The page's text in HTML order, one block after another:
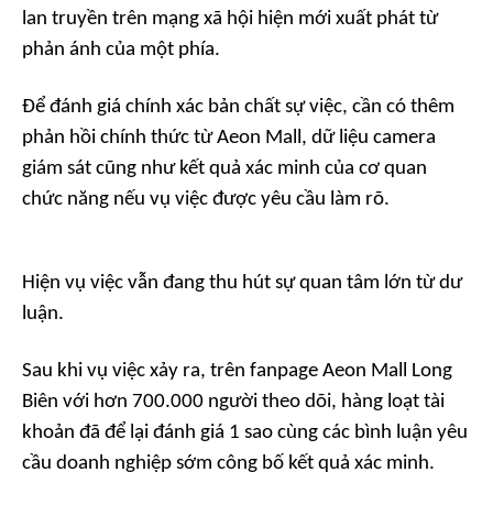
lan truyền trên mạng xã hội hiện mới xuất phát từ
phản ánh của một phía.
Để đánh giá chính xác bản chất sự việc, cần có thêm
phản hồi chính thức từ Aeon Mall, dữ liệu camera
giám sát cũng như kết quả xác minh của cơ quan
chức năng nếu vụ việc được yêu cầu làm rõ.
Hiện vụ việc vẫn đang thu hút sự quan tâm lớn từ dư
luận.
Sau khi vụ việc xảy ra, trên fanpage Aeon Mall Long
Biên với hơn 700.000 người theo dõi, hàng loạt tài
khoản đã để lại đánh giá 1 sao cùng các bình luận yêu
cầu doanh nghiệp sớm công bố kết quả xác minh.